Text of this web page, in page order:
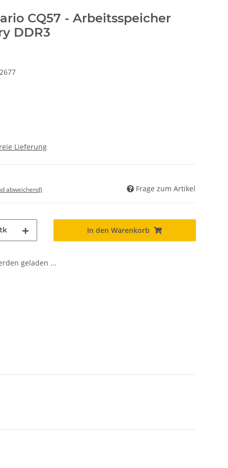
CQ57 - Arbeitsspeicher
DDR3
Lieferung
abweichend) Frage zum Artikel
In den Warenkorb
geladen ...